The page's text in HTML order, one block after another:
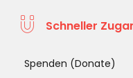
Schneller
Spenden (Donate)